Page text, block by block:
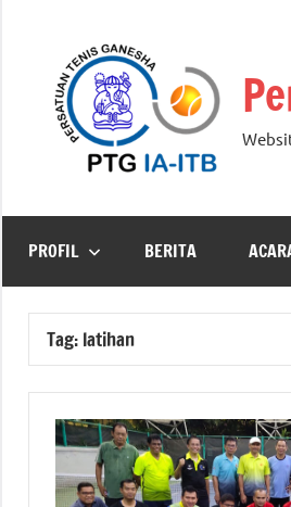
content
PROFIL BERITA
Tag: latihan